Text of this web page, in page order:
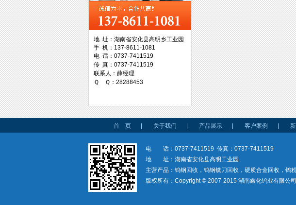
台湾协威机械
台湾万事达切削科技
地 址：湖南省安化县高明乡工业园
手 机：137-8611-1081
电 话：0737-7411519
传 真：0737-7411519
联系人：薛经理
Ｑ Ｑ：28288453
首 页 关于我们 产品展示 客户案例
电 话：0737-7411519 传真：0737-7411519
地 址：湖南省安化县高明工业园
主营产品：钨钢回收，钨钢铣刀回收，硬质合金回收，钨
版权所有：Copyright © 2007-2015 湖南鑫化钨业有限公